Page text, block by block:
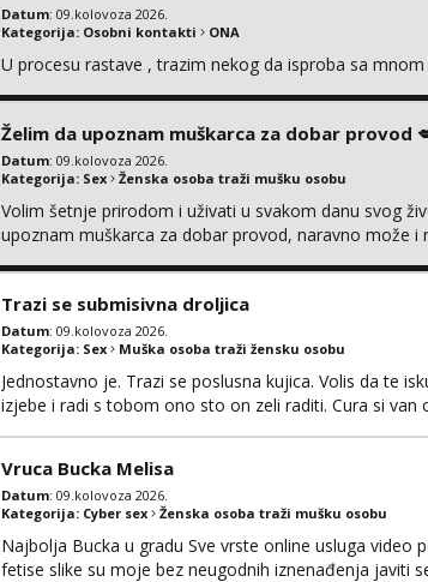
Datum: 09.kolovoza 2026.
Kategorija: Osobni kontakti ONA
U procesu rastave , trazim nekog da isproba sa
Želim da upoznam muškarca za dobar provod
Datum: 09.kolovoza 2026.
Kategorija: Sex Ženska osoba traži mušku osobu
Volim šetnje prirodom i uživati u svakom danu svog
upoznam muškarca za dobar provod, naravno može i
Trazi se submisivna droljica
Datum: 09.kolovoza 2026.
Kategorija: Sex Muška osoba traži žensku osobu
Jednostavno je. Trazi se poslusna kujica. Volis da te
izjebe i radi s tobom ono sto on zeli raditi. Cura si van
Vruca Bucka Melisa
Datum: 09.kolovoza 2026.
Kategorija: Cyber sex Ženska osoba traži mušku osobu
Najbolja Bucka u gradu Sve vrste online usluga video
fetise slike su moje bez neugodnih iznenađenja javiti